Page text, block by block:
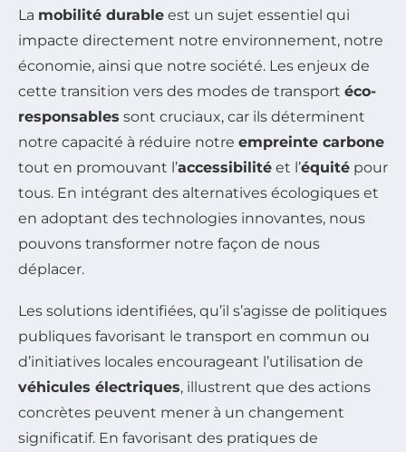
La mobilité durable est un sujet essentiel qui
impacte directement notre environnement, notre
économie, ainsi que notre société. Les enjeux de
cette transition vers des modes de transport éco-
responsables sont cruciaux, car ils déterminent
notre capacité à réduire notre empreinte carbone
tout en promouvant l’accessibilité et l’équité pour
tous. En intégrant des alternatives écologiques et
en adoptant des technologies innovantes, nous
pouvons transformer notre façon de nous
déplacer.
Les solutions identifiées, qu’il s’agisse de politiques
publiques favorisant le transport en commun ou
d’initiatives locales encourageant l’utilisation de
véhicules électriques, illustrent que des actions
concrètes peuvent mener à un changement
significatif. En favorisant des pratiques de